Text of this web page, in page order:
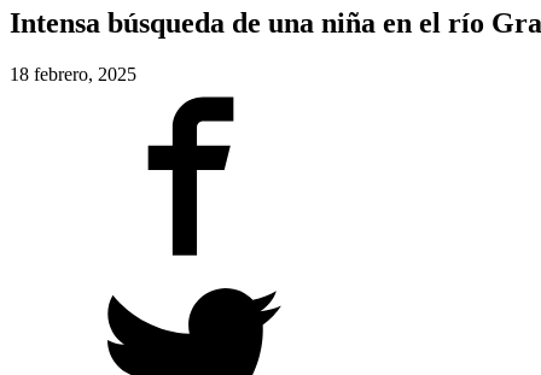
Intensa búsqueda de una niña en el río
18 febrero, 2025